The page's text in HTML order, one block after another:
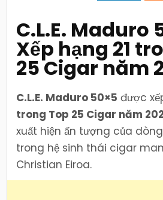
C.L.E. Maduro
Xếp hạng 21
25 Cigar năm
C.L.E. Maduro 50×5 được
trong Top 25 Cigar năm
xuất hiện ấn tượng của
trong hệ sinh thái cigar
Christian Eiroa.